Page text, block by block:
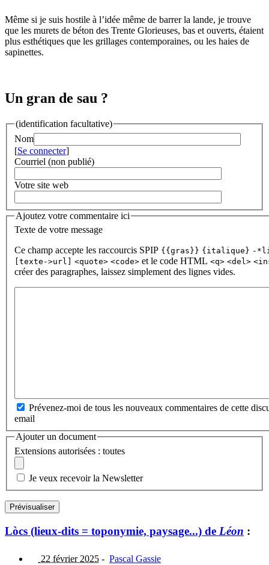
Même si je suis hostile à l’idée même de barrer la lande, je trouve
que les murets de béton des Trente Glorieuses, bas et ouverts, étaient
plus esthétiques que les grillages contemporaines, ou les haies de
sapinettes.
Un gran de sau ?
(identification facultative)
Nom
[Se connecter]
Courriel (non publié)
Votre site web
Ajoutez votre commentaire ici
Texte de votre message
Ce champ accepte les raccourcis SPIP {{gras}} {italique} -
[texte->url]
<quote> <code> et le code HTML <q> <del>
créer des paragraphes, laissez simplement des lignes vides.
Prévenez-moi de tous les nouveaux commentaires de cette
email
Ajouter un document
Extensions autorisées : toutes
Je veux recevoir la Newsletter
Lòcs (lieux-dits = toponymie, paysage...) de Léon :
22 février 2025 - Pascal Gassie